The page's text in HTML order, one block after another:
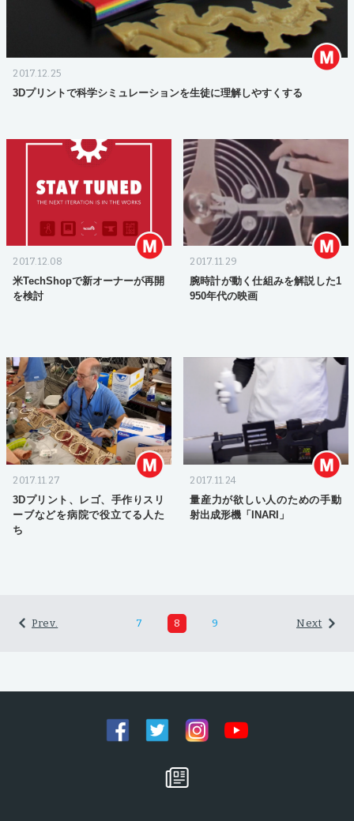
2017.12.25
3Dプリントで科学シミュレーションを生徒に理解しやすくする
2017.12.08
米TechShopで新オーナーが再開
を検討
2017.11.29
腕時計が動く仕組みを解説した1
950年代の映画
2017.11.27
3Dプリント、レゴ、手作りスリ
ーブなどを病院で役立てる人た
ち
2017.11.24
量産力が欲しい人のための手動
射出成形機「INARI」
Prev. 7 8 9 Next